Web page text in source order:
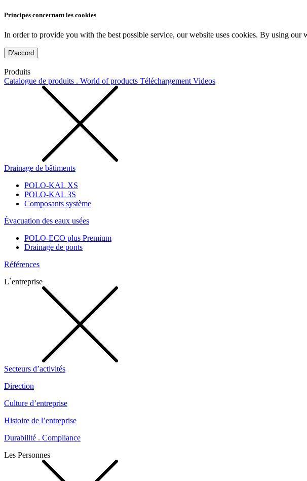
Principes concernant les cookies
In order to provide you with the best possible service, our website uses cookies. By using
D’accord
Produits
Catalogue de produits . World of products Téléchargement Videos
Drainage de bâtiments
POLO-KAL XS
POLO-KAL 3S
Composants système
Évacuation des eaux usées
POLO-ECO plus Premium
Drainage de ponts
Références
L`entreprise
Secteurs d’activités
Direction
Culture d’entreprise
Histoire de l’entreprise
Durabilité . Compliance
Les Personnes